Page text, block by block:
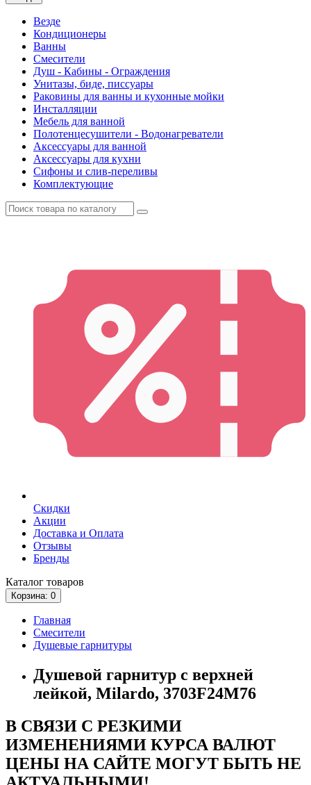
Везде
Кондиционеры
Ванны
Смесители
Душ - Кабины - Ограждения
Унитазы, биде, писсуары
Раковины для ванны и кухонные мойки
Инсталляции
Мебель для ванной
Полотенцесушители - Водонагреватели
Аксессуары для ванной
Аксессуары для кухни
Сифоны и слив-переливы
Комплектующие
Скидки
Акции
Доставка и Оплата
Отзывы
Бренды
Каталог товаров
Корзина: 0
Главная
Смесители
Душевые гарнитуры
Душевой гарнитур с верхней
лейкой, Milardo, 3703F24M76
В СВЯЗИ С РЕЗКИМИ
ИЗМЕНЕНИЯМИ КУРСА ВАЛЮТ
ЦЕНЫ НА САЙТЕ МОГУТ БЫТЬ НЕ